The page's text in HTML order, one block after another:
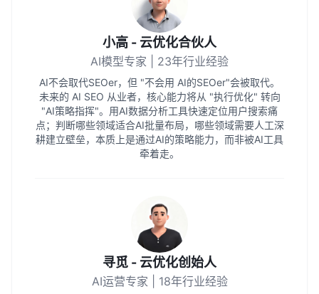
小高 - 云优化合伙人
AI模型专家 | 23年行业经验
AI不会取代SEOer，但 "不会用 AI的SEOer"会被取代。
未来的 AI SEO 从业者，核心能力将从 "执行优化" 转向
"AI策略指挥"。用AI数据分析工具快速定位用户搜索痛
点；判断哪些领域适合AI批量布局，哪些领域需要人工深
耕建立壁垒，本质上是通过AI的策略能力，而非被AI工具
牵着走。
寻觅 - 云优化创始人
AI运营专家 | 18年行业经验